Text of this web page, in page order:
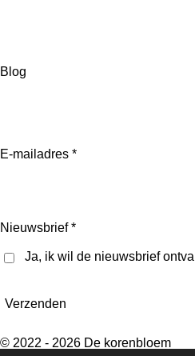
Blog
s
a
E-mailadres *
Nieuwsbrief *
Ja, ik wil de nieuwsbrief
Verzenden
© 2022 - 2026 De korenbloem